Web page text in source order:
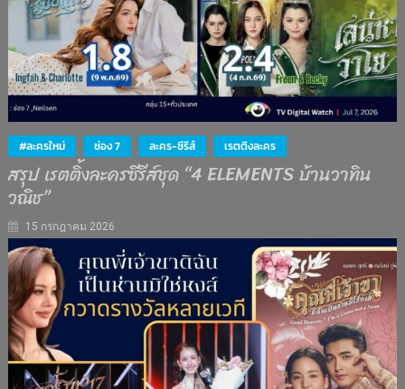
#ละครใหม่ ช่อง 7 ละคร-ซีรีส์ เรตติงละคร
สรุป เรตติ้งละครซีรีส์ชุด “4 ELEMENTS บ้านวาทิน
วณิช”
15 กรกฎาคม 2026